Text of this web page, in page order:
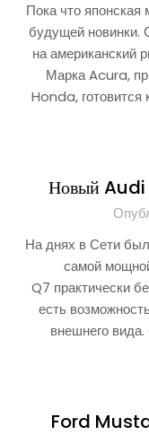
Пока что японская
будущей новинки.
на американский
Марка Acura,
Honda,
Новый Audi
На днях в Сети
самой
Q7 практически
есть
внешнего
Ford